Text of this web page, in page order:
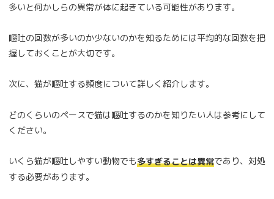
多いと何かしらの異常が体に起きている可能性があります。
嘔吐の回数が多いのか少ないのかを知るためには平均的な回数を把
握しておくことが大切です。
次に、猫が嘔吐する頻度について詳しく紹介します。
どのくらいのペースで猫は嘔吐するのかを知りたい人は参考にして
ください。
いくら猫が嘔吐しやすい動物でも多すぎることは異常であり、対処
する必要があります。